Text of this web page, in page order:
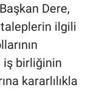
Dere,
ilgili
iş birliğinin
kararlılıkla